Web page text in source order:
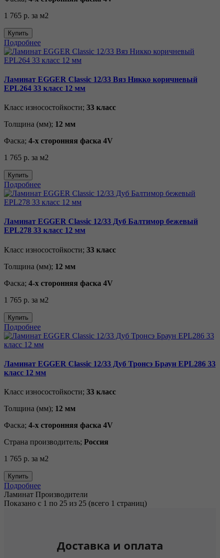
1 765 р. за м2
Купить
Подробнее
Ламинат EGGER Classic 12/33 Вяз Никко коричневый
EPL264 33 класс 12 мм
Класс износостойкости; 33 класс
Толщина (мм); 12 мм
Фаска; 4-х сторонняя фаска 4V
1 765 р. за м2
Купить
Подробнее
Ламинат EGGER Classic 12/33 Дуб Балтимор бежевый
EPL278 33 класс 12 мм
Класс износостойкости; 33 класс
Толщина (мм); 12 мм
Фаска; 4-х сторонняя фаска 4V
1 765 р. за м2
Купить
Подробнее
Ламинат EGGER Classic 12/33 Дуб Тронсэ Браун EPL286 33
класс 12 мм
Класс износостойкости; 33 класс
Толщина (мм); 12 мм
Фаска; 4-х сторонняя фаска 4V
Страна производитель; Россия
1 765 р. за м2
Купить
Подробнее
Ламинат Производители
Показано с 1 по 25 из 25 (всего 1 страниц)
Доставка и оплата